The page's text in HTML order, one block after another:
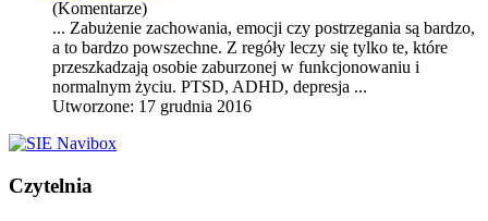
(Komentarze)
... Zabużenie zachowania, emocji czy postrzegania są bardzo,
a to bardzo powszechne. Z regóły leczy się tylko te, które
przeszkadzają osobie zaburzonej w funkcjonowaniu i
normalnym życiu. PTSD, ADHD, depresja ...
Utworzone: 17 grudnia 2016
Czytelnia